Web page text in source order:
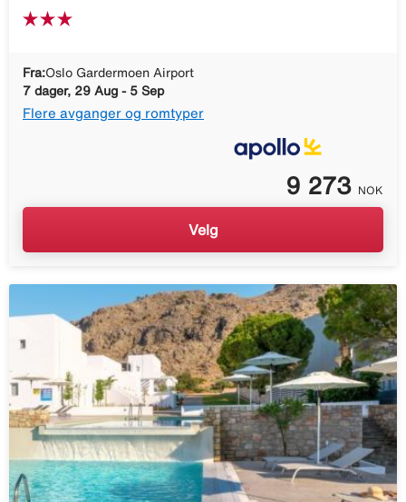
Fra:Oslo Gardermoen Airport
7 dager, 29 Aug - 5 Sep
Flere avganger og romtyper
9 273 NOK
Velg